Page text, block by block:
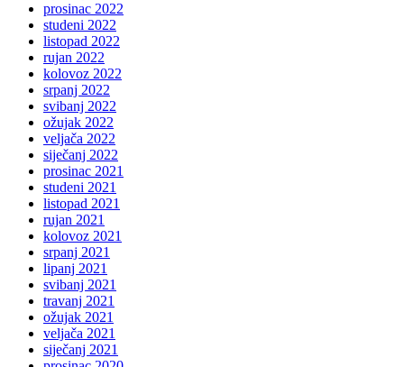
prosinac 2022
studeni 2022
listopad 2022
rujan 2022
kolovoz 2022
srpanj 2022
svibanj 2022
ožujak 2022
veljača 2022
siječanj 2022
prosinac 2021
studeni 2021
listopad 2021
rujan 2021
kolovoz 2021
srpanj 2021
lipanj 2021
svibanj 2021
travanj 2021
ožujak 2021
veljača 2021
siječanj 2021